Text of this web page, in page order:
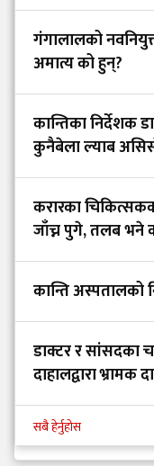
गंगालालको
अमात्य को हुन्?
कान्तिका निर्देशक
कुनैबेला ल्याब
करारका
जाँच्न पुगे, तलब भने
कान्ति अस्पतालको
डाक्टर र सांसदका
दाहालद्वारा भ्रामक
सबै हेर्नुहोस